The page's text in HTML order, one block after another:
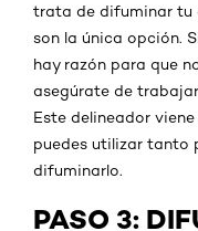
trata de difuminar tu
son la única opción.
hay razón para que
asegúrate de
Este delineador
puedes utilizar tanto
difuminarlo.
PASO 3: